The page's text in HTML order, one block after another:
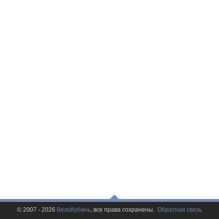
© 2007 - 2026 ВелоКубань, все права сохранены. Обратная связь